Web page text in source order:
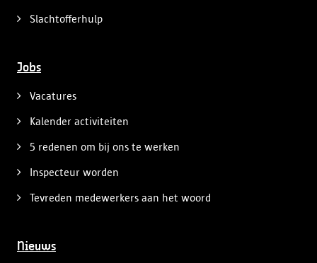
Slachtofferhulp
Jobs
Vacatures
Kalender activiteiten
5 redenen om bij ons te werken
Inspecteur worden
Tevreden medewerkers aan het woord
Nieuws